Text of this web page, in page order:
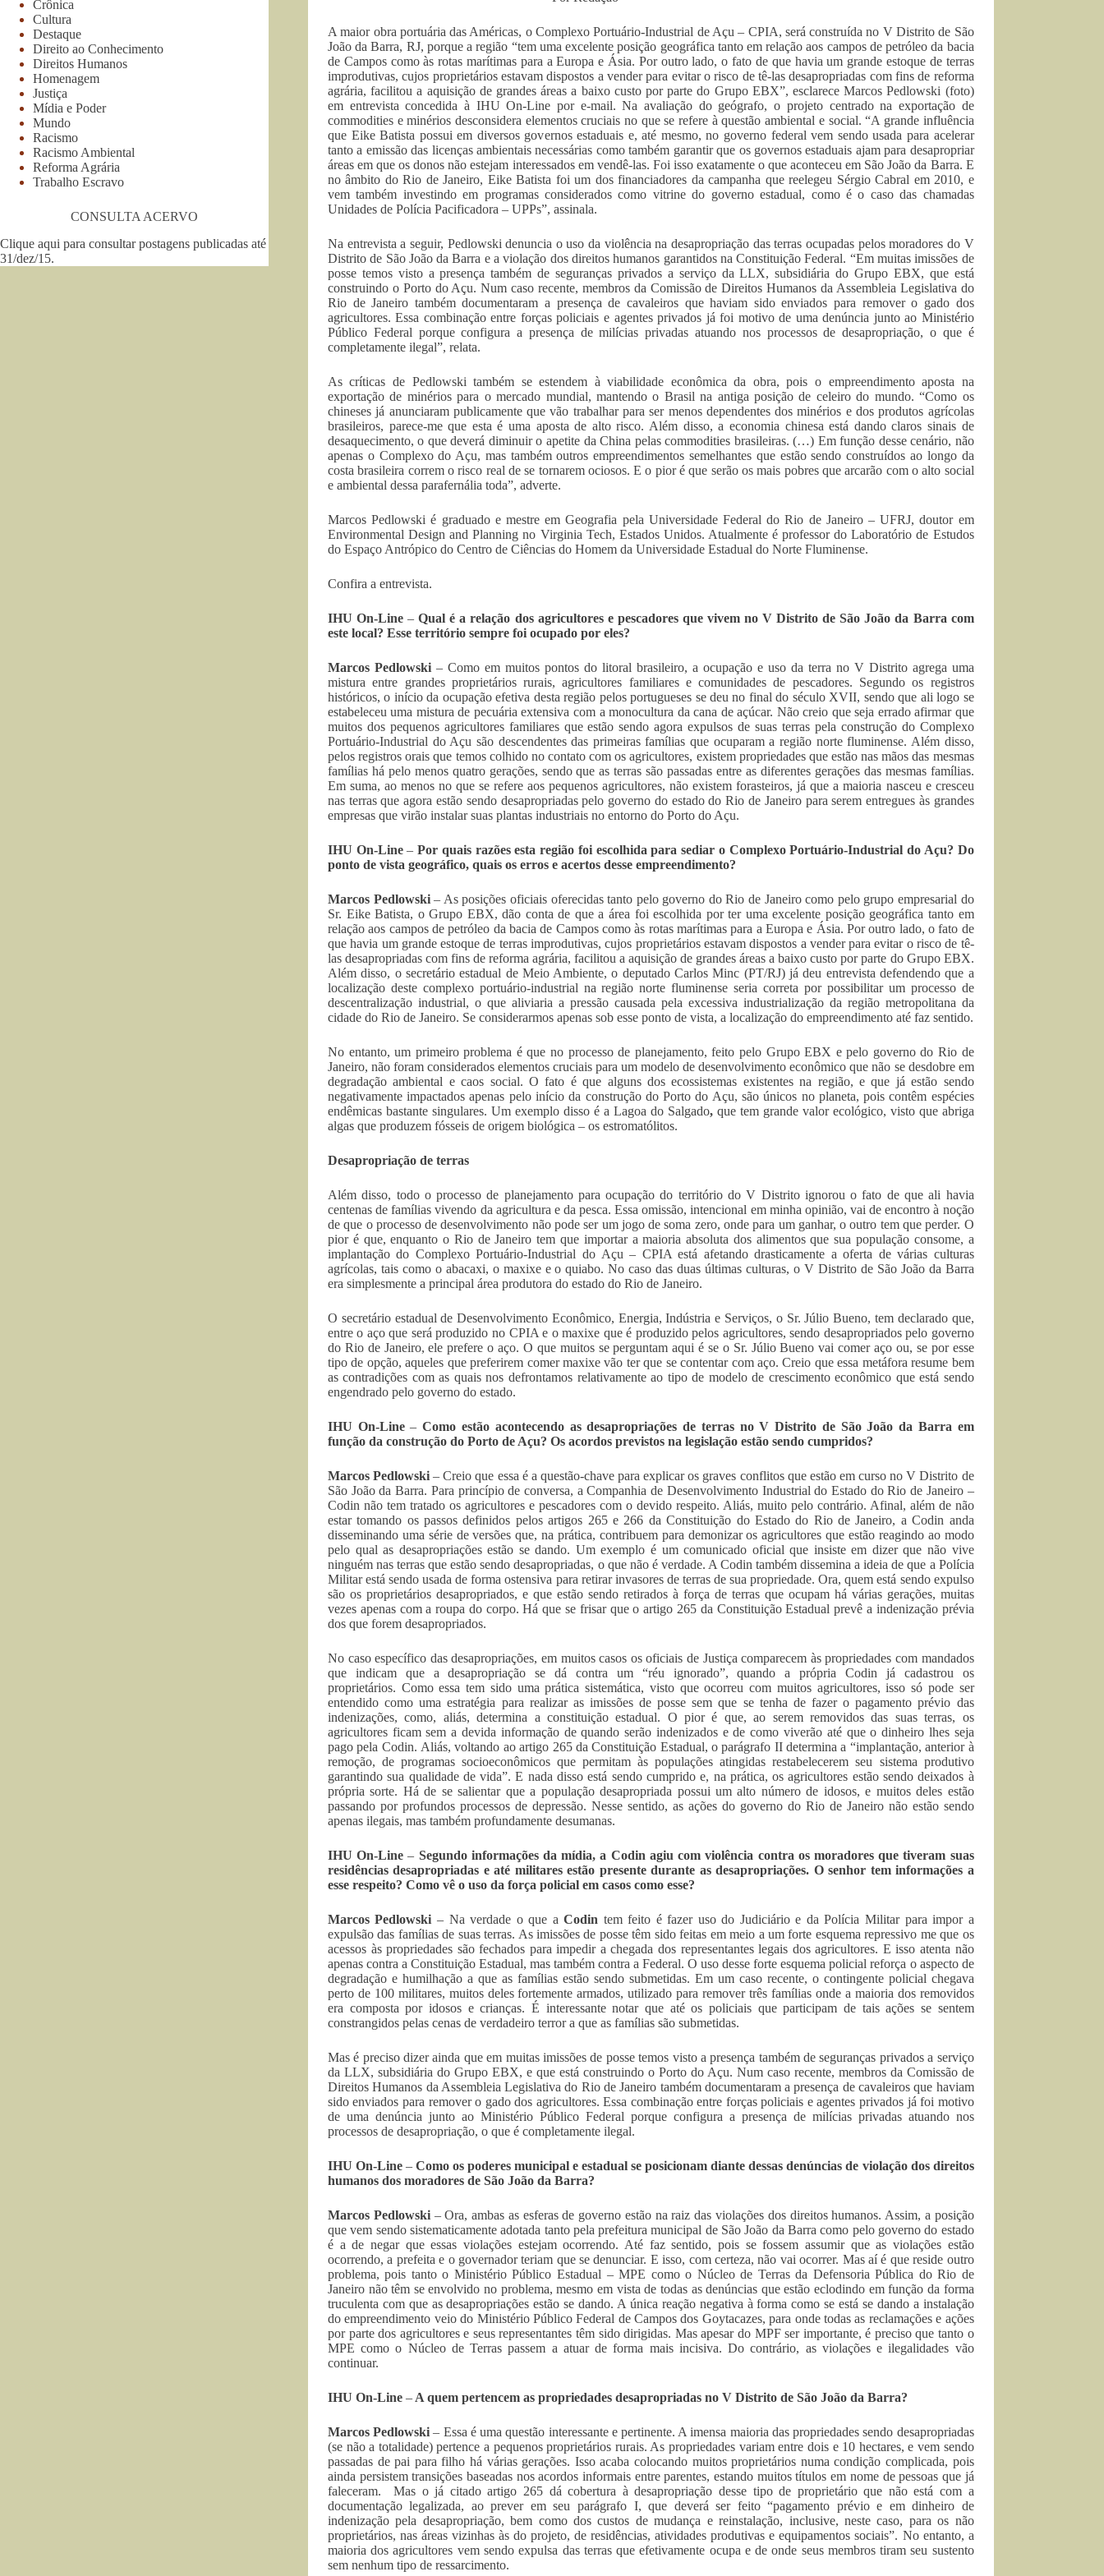
A maior obra portuária das Américas, o Complexo Portuário-Industrial de Açu – CPIA, será construída no V Distrito de São
João da Barra, RJ, porque a região “tem uma excelente posição geográfica tanto em relação aos campos de petróleo da bacia
de Campos como às rotas marítimas para a Europa e Ásia. Por outro lado, o fato de que havia um grande estoque de terras
improdutivas, cujos proprietários estavam dispostos a vender para evitar o risco de tê-las desapropriadas com fins de reforma
agrária, facilitou a aquisição de grandes áreas a baixo custo por parte do Grupo EBX”, esclarece Marcos Pedlowski (foto)
em entrevista concedida à IHU On-Line por e-mail. Na avaliação do geógrafo, o projeto centrado na exportação de
commodities e minérios desconsidera elementos cruciais no que se refere à questão ambiental e social. “A grande influência
que Eike Batista possui em diversos governos estaduais e, até mesmo, no governo federal vem sendo usada para acelerar
tanto a emissão das licenças ambientais necessárias como também garantir que os governos estaduais ajam para desapropriar
áreas em que os donos não estejam interessados em vendê-las. Foi isso exatamente o que aconteceu em São João da Barra. E
no âmbito do Rio de Janeiro, Eike Batista foi um dos financiadores da campanha que reelegeu Sérgio Cabral em 2010, e
vem também investindo em programas considerados como vitrine do governo estadual, como é o caso das chamadas
Unidades de Polícia Pacificadora – UPPs”, assinala.
Na entrevista a seguir, Pedlowski denuncia o uso da violência na desapropriação das terras ocupadas pelos moradores do V
Distrito de São João da Barra e a violação dos direitos humanos garantidos na Constituição Federal. “Em muitas imissões de
posse temos visto a presença também de seguranças privados a serviço da LLX, subsidiária do Grupo EBX, que está
construindo o Porto do Açu. Num caso recente, membros da Comissão de Direitos Humanos da Assembleia Legislativa do
Rio de Janeiro também documentaram a presença de cavaleiros que haviam sido enviados para remover o gado dos
agricultores. Essa combinação entre forças policiais e agentes privados já foi motivo de uma denúncia junto ao Ministério
Público Federal porque configura a presença de milícias privadas atuando nos processos de desapropriação, o que é
completamente ilegal”, relata.
As críticas de Pedlowski também se estendem à viabilidade econômica da obra, pois o empreendimento aposta na
exportação de minérios para o mercado mundial, mantendo o Brasil na antiga posição de celeiro do mundo. “Como os
chineses já anunciaram publicamente que vão trabalhar para ser menos dependentes dos minérios e dos produtos agrícolas
brasileiros, parece-me que esta é uma aposta de alto risco. Além disso, a economia chinesa está dando claros sinais de
desaquecimento, o que deverá diminuir o apetite da China pelas commodities brasileiras. (…) Em função desse cenário, não
apenas o Complexo do Açu, mas também outros empreendimentos semelhantes que estão sendo construídos ao longo da
costa brasileira correm o risco real de se tornarem ociosos. E o pior é que serão os mais pobres que arcarão com o alto social
e ambiental dessa parafernália toda”, adverte.
Marcos Pedlowski é graduado e mestre em Geografia pela Universidade Federal do Rio de Janeiro – UFRJ, doutor em
Environmental Design and Planning no Virginia Tech, Estados Unidos. Atualmente é professor do Laboratório de Estudos
do Espaço Antrópico do Centro de Ciências do Homem da Universidade Estadual do Norte Fluminense.
Confira a entrevista.
IHU On-Line– Qual é a relação dos agricultores e pescadores que vivem no V Distrito de São João da Barra com
este local? Esse território sempre foi ocupado por eles?
Marcos Pedlowski – Como em muitos pontos do litoral brasileiro, a ocupação e uso da terra no V Distrito agrega uma
mistura entre grandes proprietários rurais, agricultores familiares e comunidades de pescadores. Segundo os registros
históricos, o início da ocupação efetiva desta região pelos portugueses se deu no final do século XVII, sendo que ali logo se
estabeleceu uma mistura de pecuária extensiva com a monocultura da cana de açúcar. Não creio que seja errado afirmar que
muitos dos pequenos agricultores familiares que estão sendo agora expulsos de suas terras pela construção do Complexo
Portuário-Industrial do Açu são descendentes das primeiras famílias que ocuparam a região norte fluminense. Além disso,
pelos registros orais que temos colhido no contato com os agricultores, existem propriedades que estão nas mãos das mesmas
famílias há pelo menos quatro gerações, sendo que as terras são passadas entre as diferentes gerações das mesmas famílias.
Em suma, ao menos no que se refere aos pequenos agricultores, não existem forasteiros, já que a maioria nasceu e cresceu
nas terras que agora estão sendo desapropriadas pelo governo do estado do Rio de Janeiro para serem entregues às grandes
empresas que virão instalar suas plantas industriais no entorno do Porto do Açu.
IHU On-Line– Por quais razões esta região foi escolhida para sediar o Complexo Portuário-Industrial do Açu? Do
ponto de vista geográfico, quais os erros e acertos desse empreendimento?
Marcos Pedlowski– As posições oficiais oferecidas tanto pelo governo do Rio de Janeiro como pelo grupo empresarial do
Sr. Eike Batista, o Grupo EBX, dão conta de que a área foi escolhida por ter uma excelente posição geográfica tanto em
relação aos campos de petróleo da bacia de Campos como às rotas marítimas para a Europa e Ásia. Por outro lado, o fato de
que havia um grande estoque de terras improdutivas, cujos proprietários estavam dispostos a vender para evitar o risco de tê-
las desapropriadas com fins de reforma agrária, facilitou a aquisição de grandes áreas a baixo custo por parte do Grupo EBX.
Além disso, o secretário estadual de Meio Ambiente, o deputado Carlos Minc (PT/RJ) já deu entrevista defendendo que a
localização deste complexo portuário-industrial na região norte fluminense seria correta por possibilitar um processo de
descentralização industrial, o que aliviaria a pressão causada pela excessiva industrialização da região metropolitana da
cidade do Rio de Janeiro. Se considerarmos apenas sob esse ponto de vista, a localização do empreendimento até faz sentido.
No entanto, um primeiro problema é que no processo de planejamento, feito pelo Grupo EBX e pelo governo do Rio de
Janeiro, não foram considerados elementos cruciais para um modelo de desenvolvimento econômico que não se desdobre em
degradação ambiental e caos social. O fato é que alguns dos ecossistemas existentes na região, e que já estão sendo
negativamente impactados apenas pelo início da construção do Porto do Açu, são únicos no planeta, pois contêm espécies
endêmicas bastante singulares. Um exemplo disso é a Lagoa do Salgado, que tem grande valor ecológico, visto que abriga
algas que produzem fósseis de origem biológica – os estromatólitos.
Desapropriação de terras
Além disso, todo o processo de planejamento para ocupação do território do V Distrito ignorou o fato de que ali havia
centenas de famílias vivendo da agricultura e da pesca. Essa omissão, intencional em minha opinião, vai de encontro à noção
de que o processo de desenvolvimento não pode ser um jogo de soma zero, onde para um ganhar, o outro tem que perder. O
pior é que, enquanto o Rio de Janeiro tem que importar a maioria absoluta dos alimentos que sua população consome, a
implantação do Complexo Portuário-Industrial do Açu – CPIA está afetando drasticamente a oferta de várias culturas
agrícolas, tais como o abacaxi, o maxixe e o quiabo. No caso das duas últimas culturas, o V Distrito de São João da Barra
era simplesmente a principal área produtora do estado do Rio de Janeiro.
O secretário estadual de Desenvolvimento Econômico, Energia, Indústria e Serviços, o Sr. Júlio Bueno, tem declarado que,
entre o aço que será produzido no CPIA e o maxixe que é produzido pelos agricultores, sendo desapropriados pelo governo
do Rio de Janeiro, ele prefere o aço. O que muitos se perguntam aqui é se o Sr. Júlio Bueno vai comer aço ou, se por esse
tipo de opção, aqueles que preferirem comer maxixe vão ter que se contentar com aço. Creio que essa metáfora resume bem
as contradições com as quais nos defrontamos relativamente ao tipo de modelo de crescimento econômico que está sendo
engendrado pelo governo do estado.
IHU On-Line– Como estão acontecendo as desapropriações de terras no V Distrito de São João da Barra em
função da construção do Porto de Açu? Os acordos previstos na legislação estão sendo cumpridos?
Marcos Pedlowski– Creio que essa é a questão-chave para explicar os graves conflitos que estão em curso no V Distrito de
São João da Barra. Para princípio de conversa, a Companhia de Desenvolvimento Industrial do Estado do Rio de Janeiro –
Codin não tem tratado os agricultores e pescadores com o devido respeito. Aliás, muito pelo contrário. Afinal, além de não
estar tomando os passos definidos pelos artigos 265 e 266 da Constituição do Estado do Rio de Janeiro, a Codin anda
disseminando uma série de versões que, na prática, contribuem para demonizar os agricultores que estão reagindo ao modo
pelo qual as desapropriações estão se dando. Um exemplo é um comunicado oficial que insiste em dizer que não vive
ninguém nas terras que estão sendo desapropriadas, o que não é verdade. A Codin também dissemina a ideia de que a Polícia
Militar está sendo usada de forma ostensiva para retirar invasores de terras de sua propriedade. Ora, quem está sendo expulso
são os proprietários desapropriados, e que estão sendo retirados à força de terras que ocupam há várias gerações, muitas
vezes apenas com a roupa do corpo. Há que se frisar que o artigo 265 da Constituição Estadual prevê a indenização prévia
dos que forem desapropriados.
No caso específico das desapropriações, em muitos casos os oficiais de Justiça comparecem às propriedades com mandados
que indicam que a desapropriação se dá contra um “réu ignorado”, quando a própria Codin já cadastrou os
proprietários. Como essa tem sido uma prática sistemática, visto que ocorreu com muitos agricultores, isso só pode ser
entendido como uma estratégia para realizar as imissões de posse sem que se tenha de fazer o pagamento prévio das
indenizações, como, aliás, determina a constituição estadual. O pior é que, ao serem removidos das suas terras, os
agricultores ficam sem a devida informação de quando serão indenizados e de como viverão até que o dinheiro lhes seja
pago pela Codin. Aliás, voltando ao artigo 265 da Constituição Estadual, o parágrafo II determina a “implantação, anterior à
remoção, de programas socioeconômicos que permitam às populações atingidas restabelecerem seu sistema produtivo
garantindo sua qualidade de vida”. E nada disso está sendo cumprido e, na prática, os agricultores estão sendo deixados à
própria sorte. Há de se salientar que a população desapropriada possui um alto número de idosos, e muitos deles estão
passando por profundos processos de depressão. Nesse sentido, as ações do governo do Rio de Janeiro não estão sendo
apenas ilegais, mas também profundamente desumanas.
IHU On-Line– Segundo informações da mídia, a Codin agiu com violência contra os moradores que tiveram suas
residências desapropriadas e até militares estão presente durante as desapropriações. O senhor tem informações a
esse respeito? Como vê o uso da força policial em casos como esse?
Marcos Pedlowski– Na verdade o que a Codin tem feito é fazer uso do Judiciário e da Polícia Militar para impor a
expulsão das famílias de suas terras. As imissões de posse têm sido feitas em meio a um forte esquema repressivo me que os
acessos às propriedades são fechados para impedir a chegada dos representantes legais dos agricultores. E isso atenta não
apenas contra a Constituição Estadual, mas também contra a Federal. O uso desse forte esquema policial reforça o aspecto de
degradação e humilhação a que as famílias estão sendo submetidas. Em um caso recente, o contingente policial chegava
perto de 100 militares, muitos deles fortemente armados, utilizado para remover três famílias onde a maioria dos removidos
era composta por idosos e crianças. É interessante notar que até os policiais que participam de tais ações se sentem
constrangidos pelas cenas de verdadeiro terror a que as famílias são submetidas.
Mas é preciso dizer ainda que em muitas imissões de posse temos visto a presença também de seguranças privados a serviço
da LLX, subsidiária do Grupo EBX, e que está construindo o Porto do Açu. Num caso recente, membros da Comissão de
Direitos Humanos da Assembleia Legislativa do Rio de Janeiro também documentaram a presença de cavaleiros que haviam
sido enviados para remover o gado dos agricultores. Essa combinação entre forças policiais e agentes privados já foi motivo
de uma denúncia junto ao Ministério Público Federal porque configura a presença de milícias privadas atuando nos
processos de desapropriação, o que é completamente ilegal.
IHU On-Line– Como os poderes municipal e estadual se posicionam diante dessas denúncias de violação dos direitos
humanos dos moradores de São João da Barra?
Marcos Pedlowski – Ora, ambas as esferas de governo estão na raiz das violações dos direitos humanos. Assim, a posição
que vem sendo sistematicamente adotada tanto pela prefeitura municipal de São João da Barra como pelo governo do estado
é a de negar que essas violações estejam ocorrendo. Até faz sentido, pois se fossem assumir que as violações estão
ocorrendo, a prefeita e o governador teriam que se denunciar. E isso, com certeza, não vai ocorrer. Mas aí é que reside outro
problema, pois tanto o Ministério Público Estadual – MPE como o Núcleo de Terras da Defensoria Pública do Rio de
Janeiro não têm se envolvido no problema, mesmo em vista de todas as denúncias que estão eclodindo em função da forma
truculenta com que as desapropriações estão se dando. A única reação negativa à forma como se está se dando a instalação
do empreendimento veio do Ministério Público Federal de Campos dos Goytacazes, para onde todas as reclamações e ações
por parte dos agricultores e seus representantes têm sido dirigidas. Mas apesar do MPF ser importante, é preciso que tanto o
MPE como o Núcleo de Terras passem a atuar de forma mais incisiva. Do contrário, as violações e ilegalidades vão
continuar.
IHU On-Line –A quem pertencem as propriedades desapropriadas no V Distrito de São João da Barra?
Marcos Pedlowski– Essa é uma questão interessante e pertinente. A imensa maioria das propriedades sendo desapropriadas
(se não a totalidade) pertence a pequenos proprietários rurais. As propriedades variam entre dois e 10 hectares, e vem sendo
passadas de pai para filho há várias gerações. Isso acaba colocando muitos proprietários numa condição complicada, pois
ainda persistem transições baseadas nos acordos informais entre parentes, estando muitos títulos em nome de pessoas que já
faleceram. Mas o já citado artigo 265 dá cobertura à desapropriação desse tipo de proprietário que não está com a
documentação legalizada, ao prever em seu parágrafo I, que deverá ser feito “pagamento prévio e em dinheiro de
indenização pela desapropriação, bem como dos custos de mudança e reinstalação, inclusive, neste caso, para os não
proprietários, nas áreas vizinhas às do projeto, de residências, atividades produtivas e equipamentos sociais”. No entanto, a
maioria dos agricultores vem sendo expulsa das terras que efetivamente ocupa e de onde seus membros tiram seu sustento
sem nenhum tipo de ressarcimento.
Crônica
Cultura
Destaque
Direito ao Conhecimento
Direitos Humanos
Homenagem
Justiça
Mídia e Poder
Mundo
Racismo
Racismo Ambiental
Reforma Agrária
Trabalho Escravo
CONSULTA ACERVO
Clique aqui para consultar postagens publicadas até
31/dez/15.